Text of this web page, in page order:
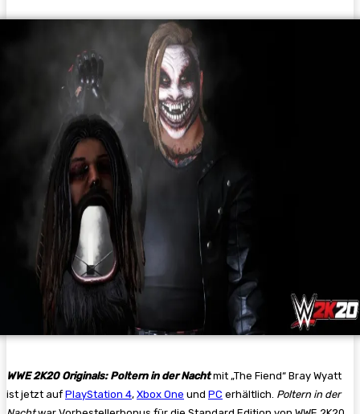
WWE 2K20 Originals: Poltern in der Nachtmit „The Fiend“ Bray Wyatt
ist jetzt auf PlayStation 4, Xbox One und PC erhältlich. Poltern in der